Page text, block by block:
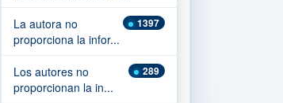
1397
La autora no
proporciona la infor...
289
Los autores no
proporcionan la in...